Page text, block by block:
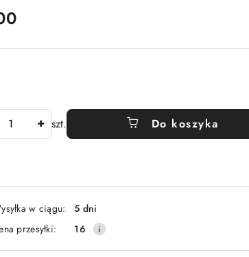
szt. Do koszyka
w ciągu:
5 dni
przesyłki:
16